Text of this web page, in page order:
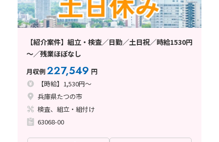
【紹介案件】組立・検査／日勤／土日祝／時給1530円
～／残業ほぼなし
月収例227,549 円
【時給】1,530円～
兵庫県たつの市
検査、組立・組付け
63068-00